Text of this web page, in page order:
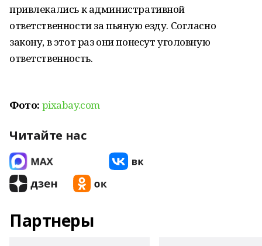
привлекались к административной
ответственности за пьяную езду. Согласно
закону, в этот раз они понесут уголовную
ответственность.
Фото: pixabay.com
Читайте нас
Партнеры